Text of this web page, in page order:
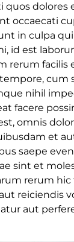
dolores
occaecati
in culpa
id est
rerum facilis
cum
nihil
facere
omnis
et
saepe
sint et
rerum
reiciendis
aut